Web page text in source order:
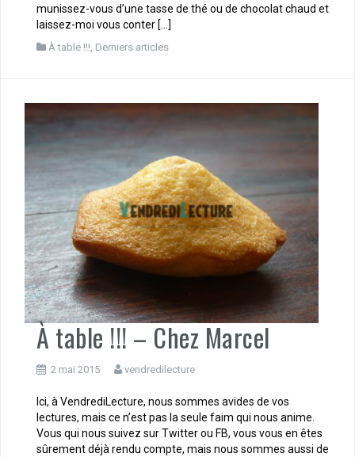
munissez-vous d’une tasse de thé ou de chocolat chaud et
laissez-moi vous conter […]
À table !!! Derniers articles
À table !!! – Chez Marcel
2 mai 2015 vendredilecture
Ici, à VendrediLecture, nous sommes avides de vos
lectures, mais ce n’est pas la seule faim qui nous anime.
Vous qui nous suivez sur Twitter ou FB, vous vous en êtes
sûrement déjà rendu compte, mais nous sommes aussi de